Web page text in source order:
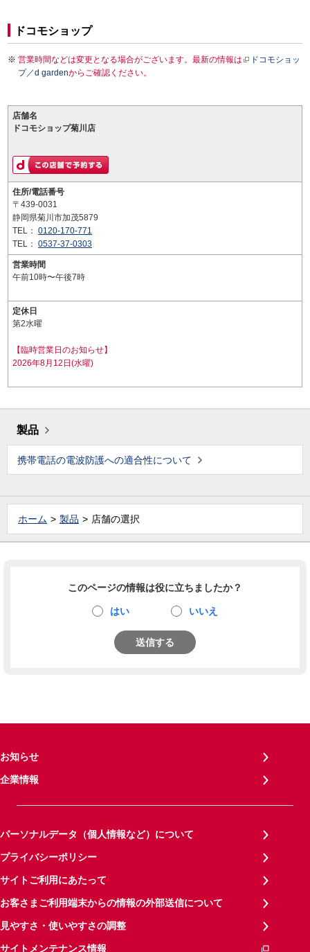
ドコモショップ
営業時間などは変更となる場合がございます。最新の情報は
ドコモショッ
プ／d gardenからご確認ください。
店舗名
ドコモショップ菊川店
住所/電話番号
〒439-0031
静岡県菊川市加茂5879
TEL： 0120-170-771
TEL： 0537-37-0303
営業時間
午前10時〜午後7時
定休日
第2水曜
【臨時営業日のお知らせ】
2026年8月12日(水曜)
製品
携帯電話の電波防護への適合性について
ホーム 製品 店舗の選択
このページの情報は役に立ちましたか？
はい いいえ
送信する
お知らせ
企業情報
パーソナルデータ（個人情報など）について
プライバシーポリシー
サイトご利用にあたって
お客さまご利用端末からの情報の外部送信について
見やすさ・使いやすさの調整
サイトメンテナンス情報